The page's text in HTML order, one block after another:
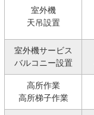
室外機
天吊設置
室外機サービス
バルコニー設置
高所作業
高所梯子作業